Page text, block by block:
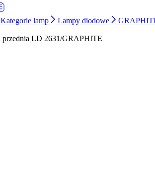
Kategorie lamp Lampy diodowe